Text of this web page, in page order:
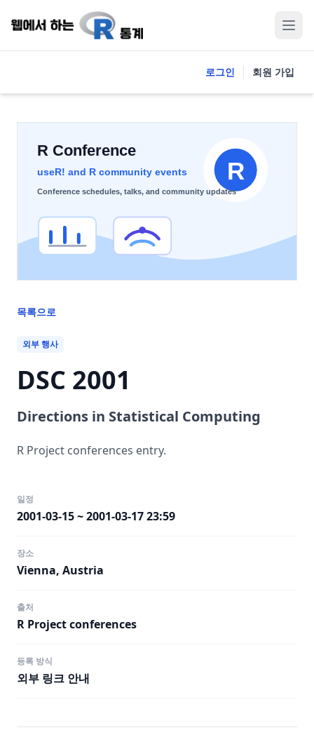
로그인 회원 가입
목록으로
외부 행사
DSC 2001
Directions in Statistical Computing
R Project conferences entry.
일정
2001-03-15 ~ 2001-03-17 23:59
장소
Vienna, Austria
출처
R Project conferences
등록 방식
외부 링크 안내